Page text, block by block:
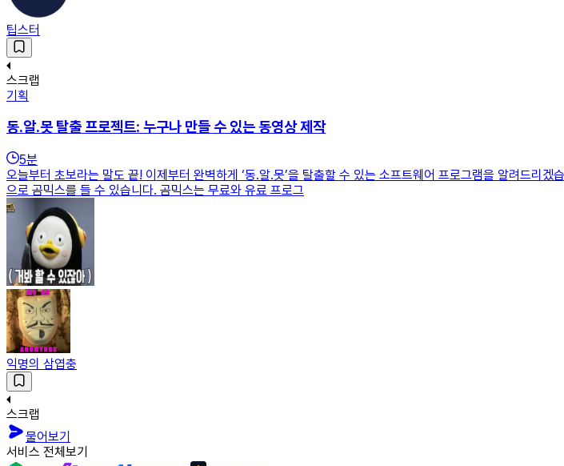
팁스터
스크랩
기획
동.알.못 탈출 프로젝트: 누구나 만들 수 있는 동영상 제작
5분
오늘부터 초보라는 말도 끝! 이제부터 완벽하게 ‘동.알.못’을 탈출할 수 있는 소프트웨어 프로그램을 알려드리
으로 곰믹스를 들 수 있습니다. 곰믹스는 무료와 유료 프로그
익명의 삼엽충
스크랩
물어보기
서비스 전체보기